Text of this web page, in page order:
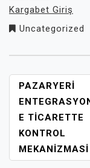
Kargabet Giriş
Uncategorized
YAZI
GEZINMESI
PAZARYERI
E TICARETTE
KONTROL
MEKANIZMASI